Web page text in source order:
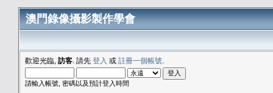
澳門錄像攝影製作學會
歡迎光臨, 訪客 . 請先 登入 或 註冊一個帳號
請輸入帳號, 密碼以及預計登入時間